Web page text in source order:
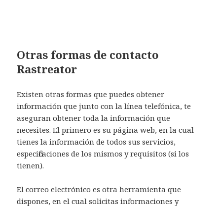
Otras formas de contacto
Rastreator
Existen otras formas que puedes obtener
información que junto con la línea telefónica, te
aseguran obtener toda la información que
necesites. El primero es su página web, en la cual
tienes la información de todos sus servicios,
especificaciones de los mismos y requisitos (si los
tienen).
El correo electrónico es otra herramienta que
dispones, en el cual solicitas informaciones y